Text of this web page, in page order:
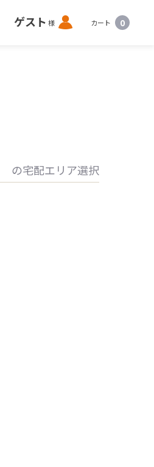
ゲスト 様 ロ
グ
カート 0
の宅配エリア選択